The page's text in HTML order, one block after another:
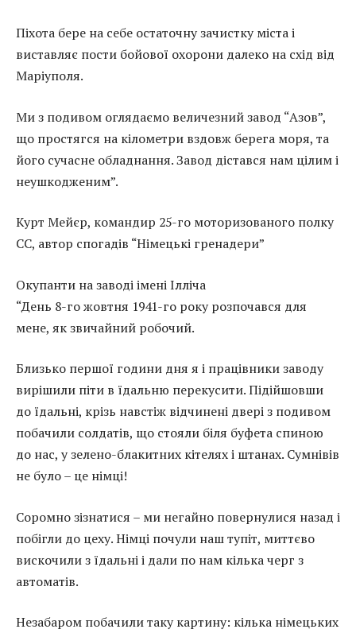
Піхота бере на себе остаточну зачистку міста і
виставляє пости бойової охорони далеко на схід від
Маріуполя.
Ми з подивом оглядаємо величезний завод “Азов”,
що простягся на кілометри вздовж берега моря, та
його сучасне обладнання. Завод дістався нам цілим і
неушкодженим”.
Курт Мейєр, командир 25-го моторизованого полку
СС, автор спогадів “Німецькі гренадери”
Окупанти на заводі імені Ілліча
“День 8-го жовтня 1941-го року розпочався для
мене, як звичайний робочий.
Близько першої години дня я і працівники заводу
вирішили піти в їдальню перекусити. Підійшовши
до їдальні, крізь навстіж відчинені двері з подивом
побачили солдатів, що стояли біля буфета спиною
до нас, у зелено-блакитних кітелях і штанах. Сумнівів
не було – це німці!
Соромно зізнатися – ми негайно повернулися назад і
побігли до цеху. Німці почули наш тупіт, миттєво
вискочили з їдальні і дали по нам кілька черг з
автоматів.
Незабаром побачили таку картину: кілька німецьких